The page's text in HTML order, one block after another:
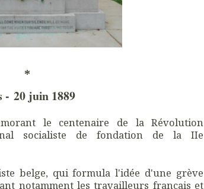
*
- 20 juin 1889
le centenaire de la Révolution
socialiste de fondation de la IIe
belge, qui formula l'idée d'une grève
notamment les travailleurs français et